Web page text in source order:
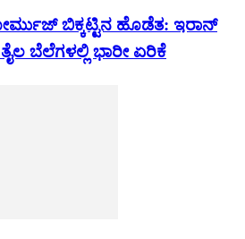
ಬಿಕ್ಕಟ್ಟಿನ ಹೊಡೆತ: ಇರಾನ್
ಬೆಲೆಗಳಲ್ಲಿ ಭಾರೀ ಏರಿಕೆ